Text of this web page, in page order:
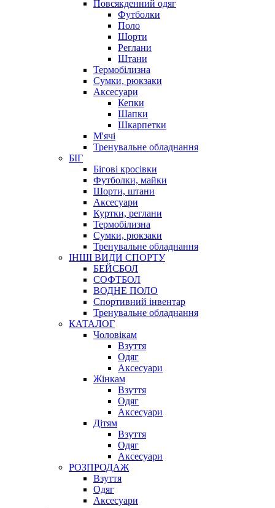
Повсякденний одяг
Футболки
Поло
Шорти
Реглани
Штани
Термобілизна
Сумки, рюкзаки
Аксесуари
Кепки
Шапки
Шкарпетки
М'ячі
Тренувальне обладнання
БІГ
Бігові кросівки
Футболки, майки
Шорти, штани
Аксесуари
Куртки, реглани
Термобілизна
Сумки, рюкзаки
Тренувальне обладнання
ІНШІ ВИДИ СПОРТУ
БЕЙСБОЛ
СОФТБОЛ
ВОДНЕ ПОЛО
Спортивний інвентар
Тренувальне обладнання
КАТАЛОГ
Чоловікам
Взуття
Одяг
Аксесуари
Жінкам
Взуття
Одяг
Аксесуари
Дітям
Взуття
Одяг
Аксесуари
РОЗПРОДАЖ
Взуття
Одяг
Аксесуари